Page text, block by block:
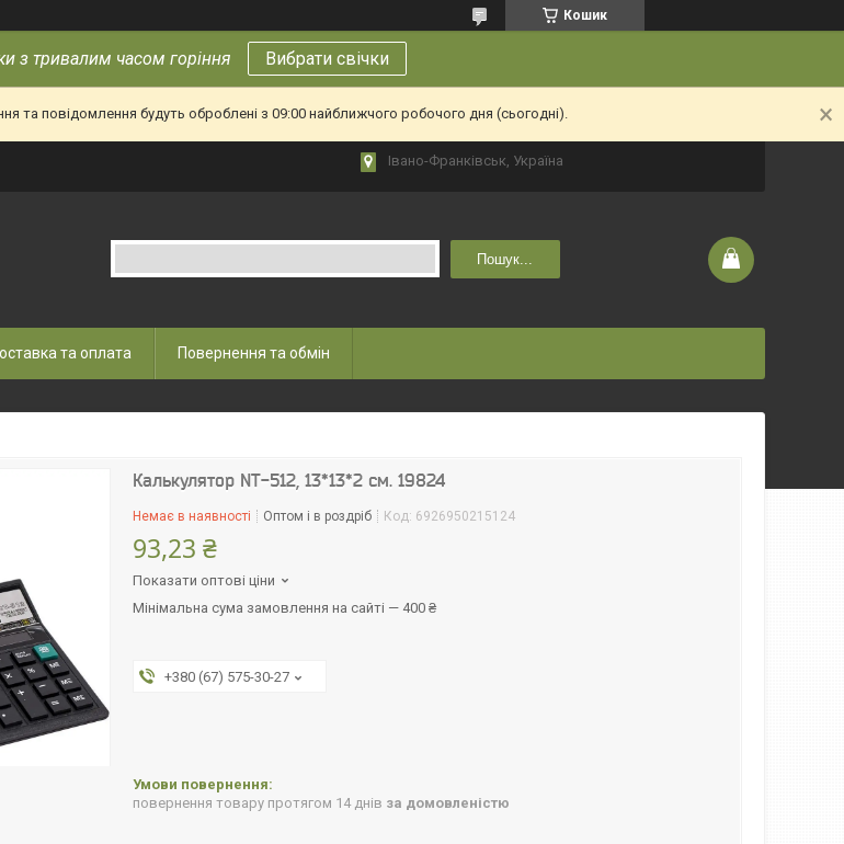
Кошик
з тривалим часом горіння Вибрати свічки
та повідомлення будуть оброблені з 09:00 найближчого робочого дня (сьогодні).
Івано-Франківськ, Україна
Пошук...
та оплата Повернення та обмін
Калькулятор NT-512, 13*13*2 см. 19824
Немає в наявності Оптом і в роздріб Код: 6926950215124
93,23 ₴
Показати оптові ціни
Мінімальна сума замовлення на сайті — 400 ₴
+380 (67) 575-30-27
повернення товару протягом 14 днів за домовленістю